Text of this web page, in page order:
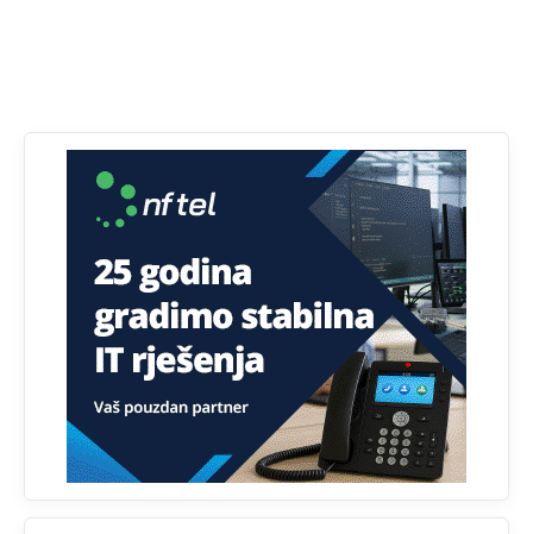
Prema podacima o informaciono-komunikacionim
tehnologijama, čak 33,4% domaćinstava u BiH uopšte
nema pristup računaru bilo koje vrste (desktop, laptop ili
Анонимно2818605 јуче 11:34
Najveći dio populacije starije od 65 godina uopšte ne
koristi internet, niti ima pristup računarima
Анонимно2818605 јуче
Uvođenje pravila da se umjesto dosadašnjeg znaka "X"
(krstića) kružić ispred kandidata mora u potpunosti
obojiti (popuniti) uvedeno je isključivo zbog tehničkih